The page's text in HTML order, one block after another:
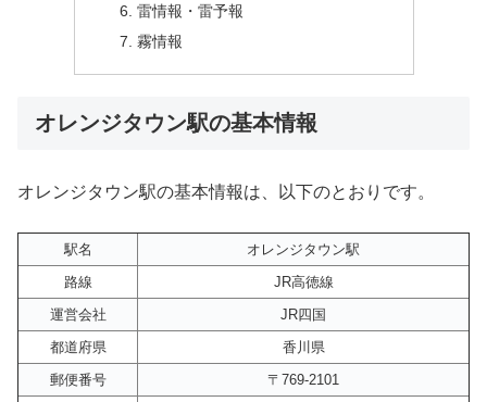
雷情報・雷予報
霧情報
オレンジタウン駅の基本情報
オレンジタウン駅の基本情報は、以下のとおりです。
駅名
オレンジタウン駅
路線
JR高徳線
運営会社
JR四国
都道府県
香川県
郵便番号
〒769-2101